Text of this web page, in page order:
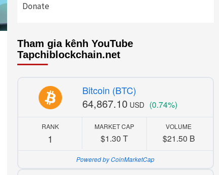
Donate
Tham gia kênh YouTube
Tapchiblockchain.net
Bitcoin (BTC)
64,867.10 USD (0.74%)
RANK
1
MARKET CAP
$1.30 T
VOLUME
$21.50 B
Powered by CoinMarketCap